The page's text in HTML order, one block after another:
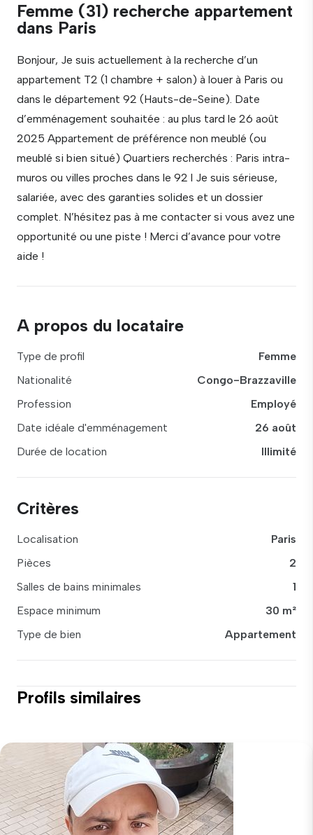
Femme (31) recherche appartement
dans Paris
Bonjour, Je suis actuellement à la recherche d’un
appartement T2 (1 chambre + salon) à louer à Paris ou
dans le département 92 (Hauts-de-Seine). Date
d’emménagement souhaitée : au plus tard le 26 août
2025 Appartement de préférence non meublé (ou
meublé si bien situé) Quartiers recherchés : Paris intra-
muros ou villes proches dans le 92 l Je suis sérieuse,
salariée, avec des garanties solides et un dossier
complet. N’hésitez pas à me contacter si vous avez une
opportunité ou une piste ! Merci d’avance pour votre
aide !
A propos du locataire
Type de profil
Femme
Nationalité
Congo-Brazzaville
Profession
Employé
Date idéale d'emménagement
26 août
Durée de location
Illimité
Critères
Localisation
Paris
Pièces
2
Salles de bains minimales
1
Espace minimum
30 m²
Type de bien
Appartement
Profils similaires